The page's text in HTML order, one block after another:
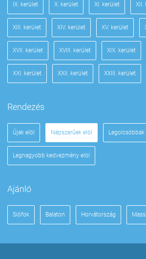
IX. kerület X. kerület XI. kerület XII.
XIII. kerület XIV. kerület XV. kerület
XVII. kerület XVIII. kerület XIX. kerület
XXI. kerület XXII. kerület XXIII. kerület
Rendezés
Újak elöl Népszerűek elöl Legolcsóbbak
Legnagyobb kedvezmény elöl
Ajánló
Siófok Balaton Horvátország